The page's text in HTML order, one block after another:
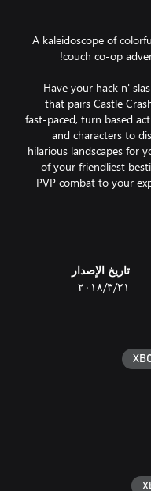
A kaleidoscope of
Have your hack n'
that pairs Castle
fast-paced, turn based
and characters to
hilarious landscapes for
of your friendliest
PVP combat to your
تاريخ الإصدار
٢١‏/٣‏/٢٠١٨